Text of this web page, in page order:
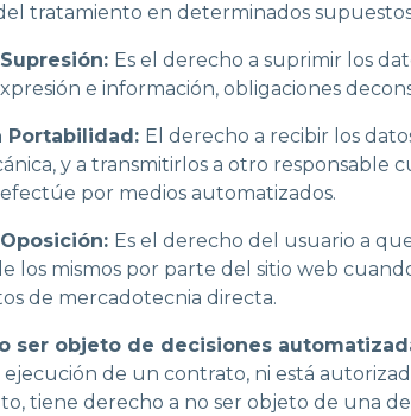
tratamiento en determinados
Es el derecho a suprimir los
e información, obligaciones
Portabilidad: El derecho a recibir los
y a transmitirlos a otro
por medios automatizados.
Es el derecho del usuario a
los mismos por parte del sitio web
de mercadotecnia directa.
ser objeto de decisiones
de un contrato, ni está
tiene derecho a no ser objeto de una